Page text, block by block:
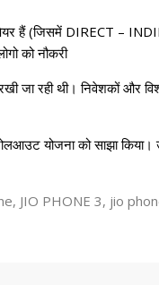
हैं (जिसमें DIRECT –
को नौकरी
रही थी। निवेशकों और
योजना को साझा